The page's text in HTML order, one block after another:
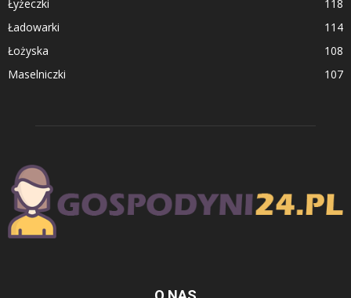
Łyżeczki
118
Ładowarki
114
Łożyska
108
Maselniczki
107